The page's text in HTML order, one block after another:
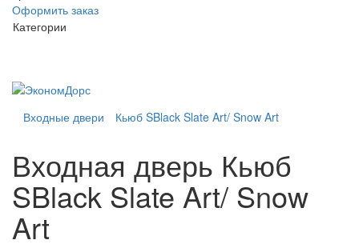
Оформить заказ
Категории
Входные двери Кьюб SBlack Slate Art/ Snow Art
Входная дверь Кьюб
SBlack Slate Art/ Snow
Art